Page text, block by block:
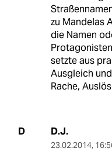
zu Mandelas
die Namen
setzte aus
Ausgleich
Rache,
D D.J.
23.02.2014,